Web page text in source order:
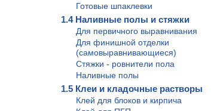
Готовые шпаклевки
1.4 Наливные полы и стяжки
Для первичного выравнивания
Для финишной отделки
(самовыравнивающиеся)
Стяжки - ровнители пола
Наливные полы
1.5 Клеи и кладочные растворы
Клей для блоков и кирпича